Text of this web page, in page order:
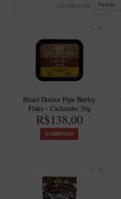
Limpadores para Cachimbo
Bolsas para Cachimbo
Cinzeiros
Fluidos
BLENDS
Blend Kumbaya
Cândido Giovanella
Classificar por:
Blend Doctor Pipe Burley
Flake - Cachimbo 50g
R$138,00
COMPRAR